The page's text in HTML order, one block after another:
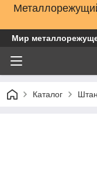
Мир
Каталог